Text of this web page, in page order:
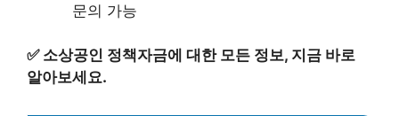
문의 가능
✅ 소상공인 정책자금에 대한 모든 정보, 지금 바로
알아보세요.